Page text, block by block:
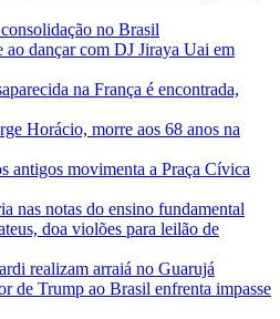
no Brasil
ao dançar com DJ Jiraya Uai em
na França é encontrada,
Horácio, morre aos 68 anos na
antigos movimenta a Praça Cívica
nas notas do ensino fundamental
doa violões para leilão de
realizam arraiá no Guarujá
de Trump ao Brasil enfrenta impasse